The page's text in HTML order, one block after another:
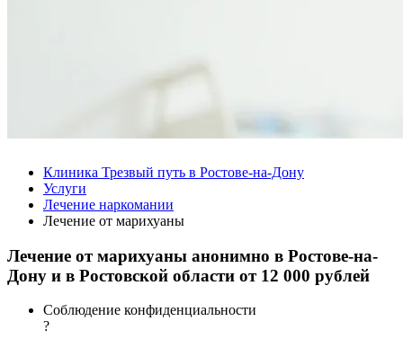
Клиника Трезвый путь в Ростове-на-Дону
Услуги
Лечение наркомании
Лечение от марихуаны
Лечение от марихуаны анонимно в Ростове-на-
Дону и в Ростовской области от 12 000 рублей
Соблюдение конфиденциальности
?